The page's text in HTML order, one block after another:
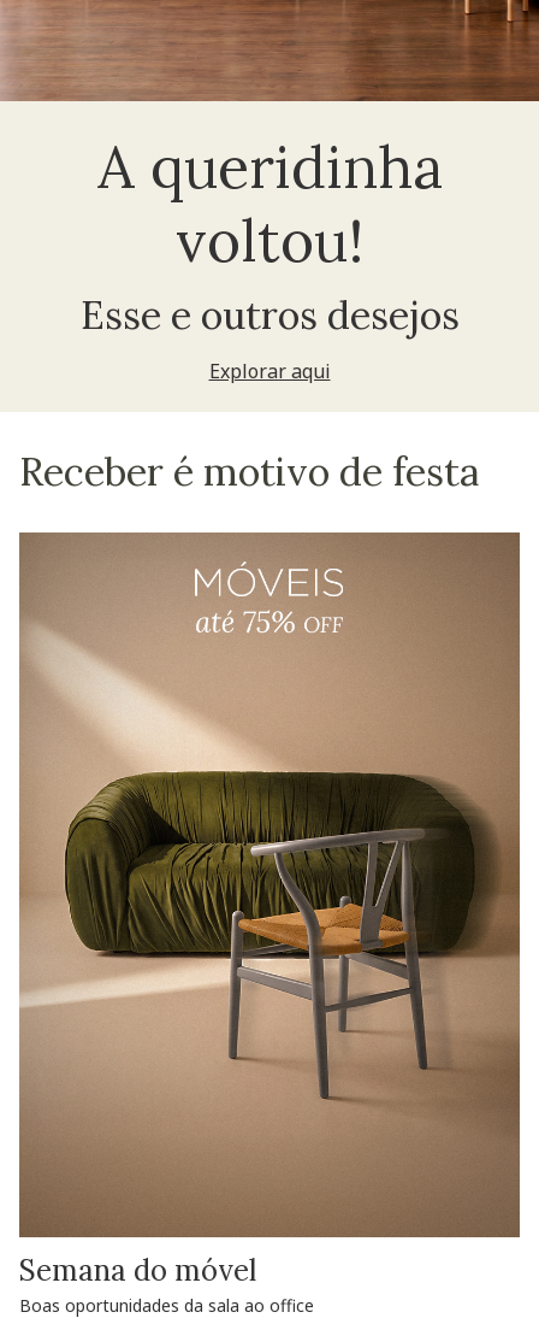
A queridinha
voltou!
Esse e outros desejos
Explorar aqui
Receber é motivo de festa
Semana do móvel
Boas oportunidades da sala ao office